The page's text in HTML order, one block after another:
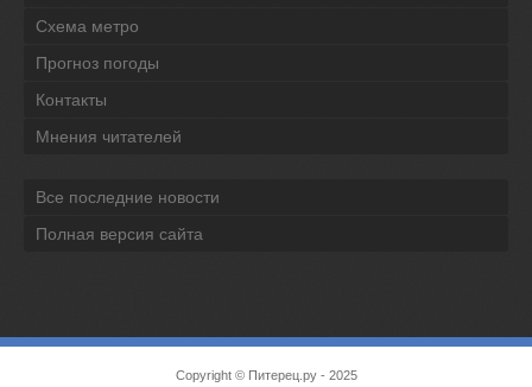
Схема метро
Прогноз погоды
Контакты
Мнения читателей
Все последние новости
Полная версия сайта
Copyright © Питерец.ру- 2025